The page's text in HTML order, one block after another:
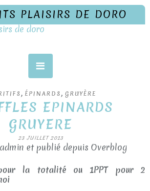
PLAISIRS DE DORO
, ÉPINARDS , GRUYÈRE
EPINARDS
GRUYERE
23 JUILLET 2013
et publié depuis Overblog
pour la totalité ou 1PPT pour 2